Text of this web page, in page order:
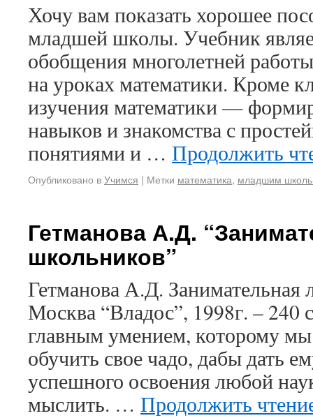
Хочу вам показать хорошее
младшей школы. Учебник
обобщения многолетней
на уроках математики. Кроме
изучения математики —
навыков и знакомства с
понятиями и … Продолжить
Опубликовано вУчимся | Метки математика, младшим
Гетманова А.Д.
школьников”
Гетманова А.Д. Занимательная
Москва “Владос”, 1998г. – 240
главным умением, которому
обучить свое чадо, дабы дать
успешного освоения любой
мыслить. … Продолжить